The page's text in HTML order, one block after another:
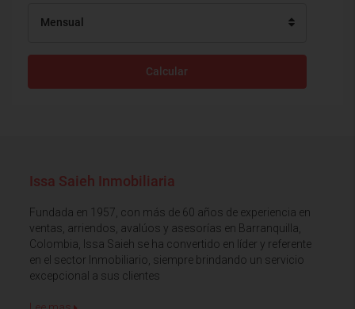
Mensual
Calcular
Issa Saieh Inmobiliaria
Fundada en 1957, con más de 60 años de experiencia en
ventas, arriendos, avalúos y asesorías en Barranquilla,
Colombia, Issa Saieh se ha convertido en líder y referente
en el sector Inmobiliario, siempre brindando un servicio
excepcional a sus clientes